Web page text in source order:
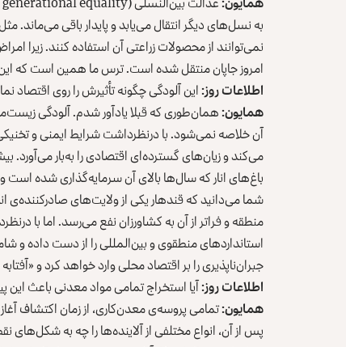
به نسل‌های دیگر انتقال می‌یابد و پایدار باقی می‌ماند.
نمی‌توانند از محصولات زراعتی آن استفاده کنند.
امروز جاپان منتقل شده است. ترس ما همین است که این
اطلاعات روز:این آلودگی چگونه تأثیرش را روی اقتصاد
همایون:همان‌طوری که قبلا یادآور شدم. آلودگی
آن خلاصه نمی‌شود. با درنظرداشت شرایط ایمنی و
می‌کند و زیان‌های گسترده‌ای اقتصادی را به‌بار می‌آورد.
باغ‌های انار که سا‌ل‌ها بالای آن سرمایه‌گذاری شده است
شما می‌دانید که قندهار یکی از ولایت‌های صادر‌کننده‌ی
منطقه و فراتر از آن به کشاورزان نفع می‌رسد. اما با
استانداردهای منطقوی و بین‌المللی را از دست داده
جبران‌ناپذیری را بر اقتصاد محلی وارد خواهد کرد و
اطلاعات روز:آیا استخراج تمامی مواد معدنی باعث
همایون:تمامی پروسه‌ی معدن‌کاری، از زمان اکتشاف
پس از آن، انواع مختلفی از آلاینده‌ها را چه به